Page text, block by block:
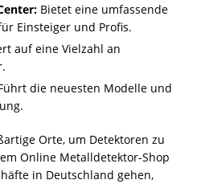
Bietet eine umfassende
Einsteiger und Profis.
auf eine Vielzahl an
die neuesten Modelle und
Orte, um Detektoren zu
Online Metalldetektor-Shop
in Deutschland gehen,